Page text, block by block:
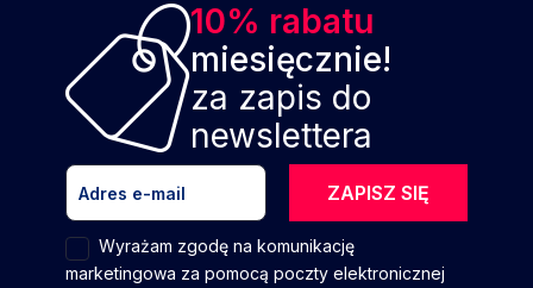
10% rabatu
miesięcznie!
za zapis do
newslettera
ZAPISZ SIĘ
Wyrażam zgodę na komunikację
marketingowa za pomocą poczty elektronicznej